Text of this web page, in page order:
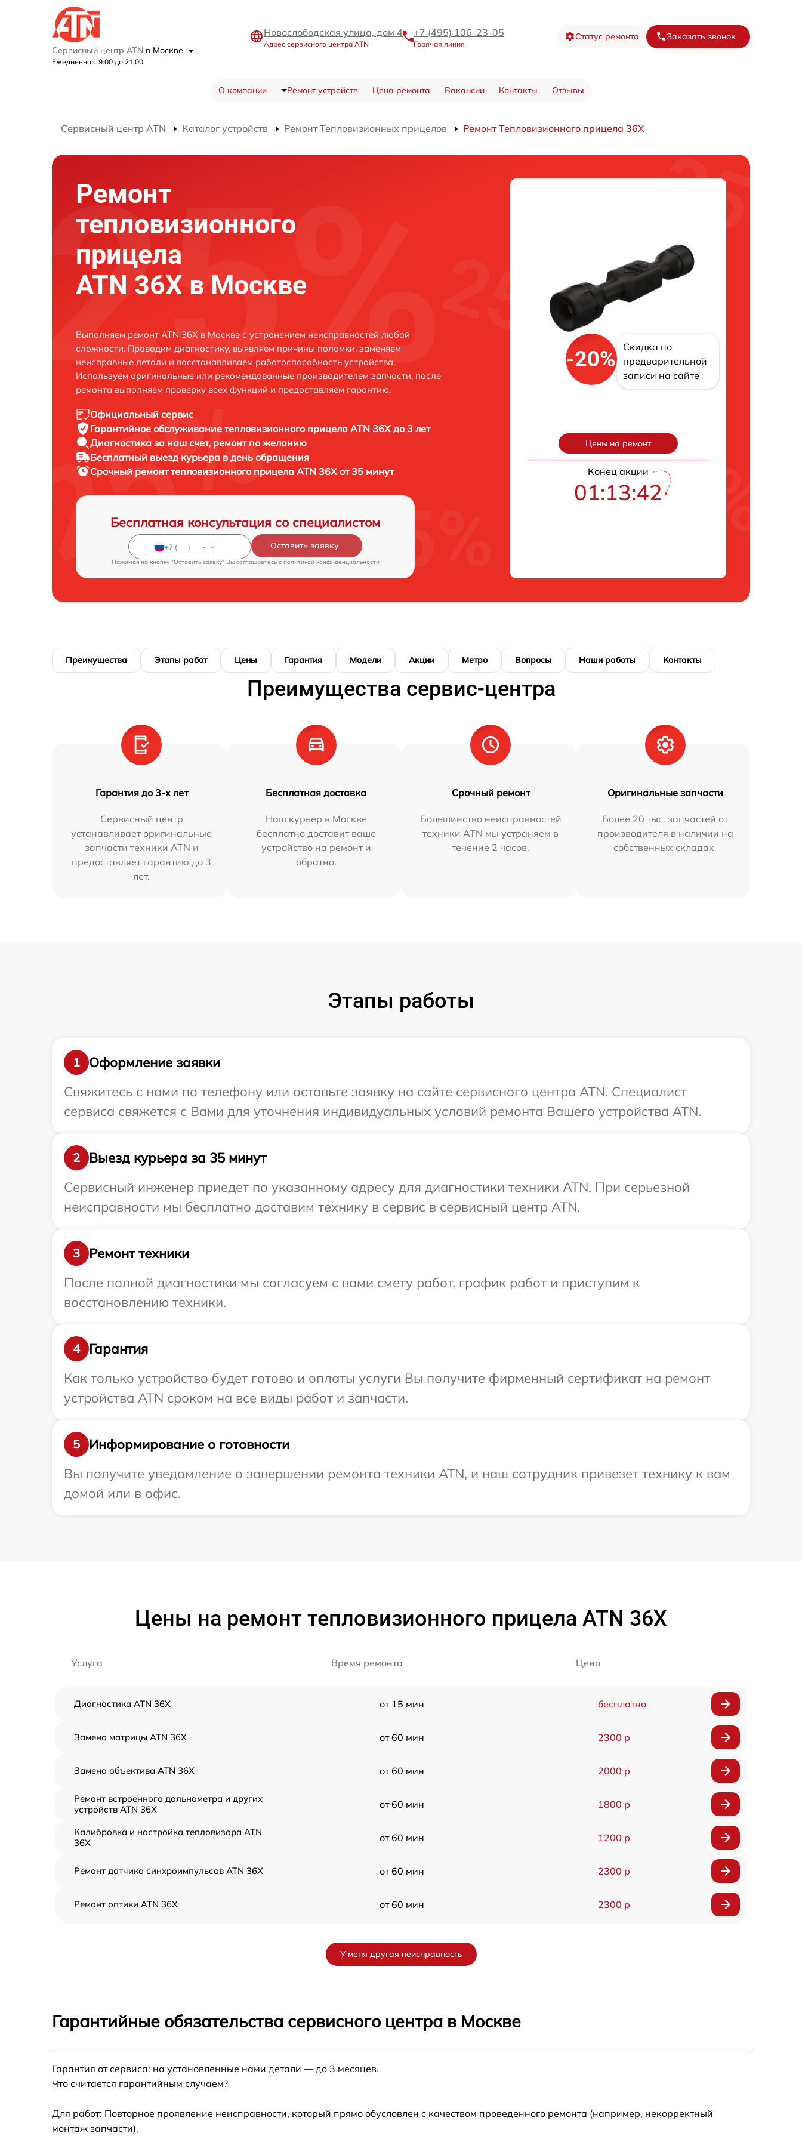
Сервисный центр ATN в Москве
Ежедневно с 9:00 до 21:00
Новослободская улица, дом 4
Адрес сервисного центра ATN
+7 (495) 106-23-05
Горячая линия
Статус ремонта Заказать звонок
О компании Ремонт устройств Цена ремонта Вакансии Контакты Отзывы
Сервисный центр ATN Каталог устройств Ремонт Тепловизионных прицелов Ремонт Тепловизионного прицела 36X
Ремонт
тепловизионного
прицела
ATN 36X в Москве
Выполняем ремонт ATN 36X в Москве с устранением неисправностей любой
сложности. Проводим диагностику, выявляем причины поломки, заменяем
неисправные детали и восстанавливаем работоспособность устройства.
Используем оригинальные или рекомендованные производителем запчасти, после
ремонта выполняем проверку всех функций и предоставляем гарантию.
Официальный сервис
Гарантийное обслуживание тепловизионного прицела ATN 36X до 3 лет
Диагностика за наш счет, ремонт по желанию
Бесплатный выезд курьера в день обращения
Срочный ремонттепловизионного прицела ATN 36X от 35 минут
Бесплатная консультация со специалистом
Оставить заявку
Нажимая на кнопку "Оставить заявку" Вы соглашаетесь c политикой конфиденциальности
-20%
Скидка по
предварительной
записи на сайте
Цены на ремонт
Конец акции
01:13:42
Преимущества Этапы работ Цены Гарантия Модели Акции Метро Вопросы Наши работы Контакты
Преимущества сервис-центра
Гарантия до 3-х лет
Сервисный центр
устанавливает оригинальные
запчасти техники ATN и
предоставляет гарантию до 3
лет.
Бесплатная доставка
Наш курьер в Москве
бесплатно доставит ваше
устройство на ремонт и
обратно.
Срочный ремонт
Большинство неисправностей
техники ATN мы устраняем в
течение 2 часов.
Оригинальные запчасти
Более 20 тыс. запчастей от
производителя в наличии на
собственных складах.
Этапы работы
1
Оформление заявки
Свяжитесь с нами по телефону или оставьте заявку на сайте сервисного центра ATN. Специалист
сервиса свяжется с Вами для уточнения индивидуальных условий ремонта Вашего устройства ATN.
2
Выезд курьера за 35 минут
Сервисный инженер приедет по указанному адресу для диагностики техники ATN. При серьезной
неисправности мы бесплатно доставим технику в сервис в сервисный центр ATN.
3
Ремонт техники
После полной диагностики мы согласуем с вами смету работ, график работ и приступим к
восстановлению техники.
4
Гарантия
Как только устройство будет готово и оплаты услуги Вы получите фирменный сертификат на ремонт
устройства ATN сроком на все виды работ и запчасти.
5
Информирование о готовности
Вы получите уведомление о завершении ремонта техники ATN, и наш сотрудник привезет технику к вам
домой или в офис.
Цены на ремонт тепловизионного прицела ATN 36X
Услуга Время ремонта Цена
Диагностика ATN 36X от 15 мин бесплатно
Замена матрицы ATN 36X от 60 мин 2300 р
Замена объектива ATN 36X от 60 мин 2000 р
Ремонт встроенного дальнометра и других
устройств ATN 36X
от 60 мин 1800 р
Калибровка и настройка тепловизора ATN
36X
от 60 мин 1200 р
Ремонт датчика синхроимпульсов ATN 36X от 60 мин 2300 р
Ремонт оптики ATN 36X от 60 мин 2300 р
Замена микросхемы усилителя ATN 36X
У меня другая неисправность
Гарантийные обязательства сервисного центра в Москве
Гарантия от сервиса: на установленные нами детали — до 3 месяцев.
Что считается гарантийным случаем?
Для работ: Повторное проявление неисправности, который прямо обусловлен с качеством проведенного ремонта (например, некорректный
монтаж запчасти).